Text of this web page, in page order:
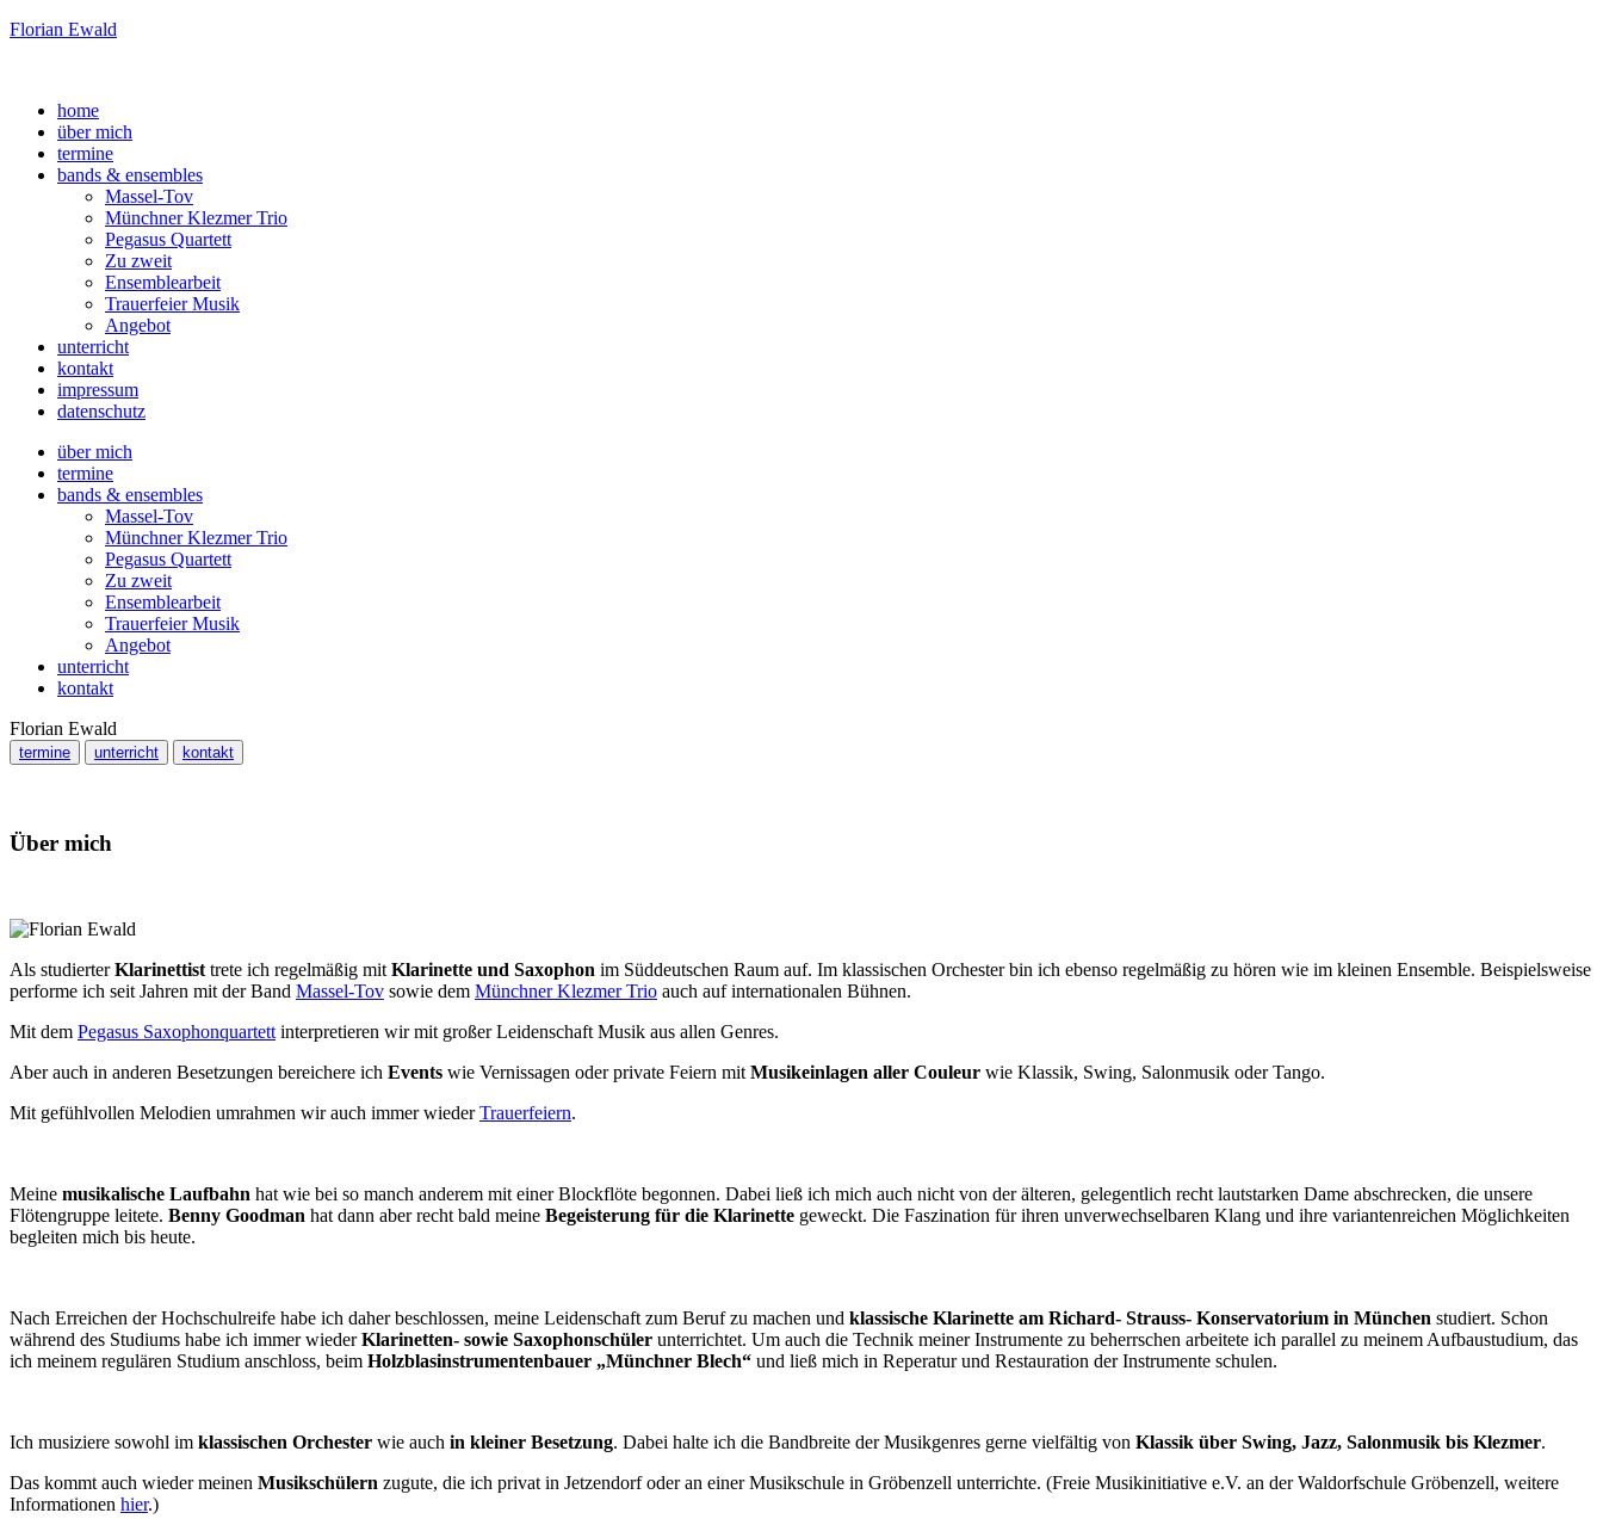
Florian Ewald
home
über mich
termine
bands & ensembles
Massel-Tov
Münchner Klezmer Trio
Pegasus Quartett
Zu zweit
Ensemblearbeit
Trauerfeier Musik
Angebot
unterricht
kontakt
impressum
datenschutz
über mich
termine
bands & ensembles
Massel-Tov
Münchner Klezmer Trio
Pegasus Quartett
Zu zweit
Ensemblearbeit
Trauerfeier Musik
Angebot
unterricht
kontakt
Florian Ewald
termine unterricht kontakt
Über mich
Als studierterKlarinettisttrete ich regelmäßig mitKlarinette und Saxophon im Süddeutschen Raum auf. Im klassischen Orchester bin ich ebenso regelmäßig zu hören wie im kleinen Ensemble. Beispielsweise
performe ich seit Jahren mit der Band Massel-Tov sowie dem Münchner Klezmer Trio auch auf internationalen Bühnen.
Mit dem Pegasus Saxophonquartettinterpretieren wir mit großer Leidenschaft Musik aus allen Genres.
Aber auch in anderen Besetzungen bereichere ich Events wie Vernissagen oder private Feiern mitMusikeinlagen aller Couleur wie Klassik, Swing, Salonmusik oder Tango.
Mit gefühlvollen Melodien umrahmen wir auch immer wiederTrauerfeiern.
Meine musikalische Laufbahn hat wie bei so manch anderem mit einer Blockflöte begonnen. Dabei ließ ich mich auch nicht von der älteren, gelegentlich recht lautstarken Dame abschrecken, die unsere
Flötengruppe leitete. Benny Goodman hat dann aber recht bald meine Begeisterung für die Klarinette geweckt. Die Faszination für ihren unverwechselbaren Klang und ihre variantenreichen Möglichkeiten
begleiten mich bis heute.
Nach Erreichen der Hochschulreife habe ich daher beschlossen, meine Leidenschaft zum Beruf zu machen und klassische Klarinette am Richard- Strauss- Konservatorium in München studiert. Schon
während des Studiums habe ich immer wiederKlarinetten- sowie Saxophonschüler unterrichtet. Um auch die Technik meiner Instrumente zu beherrschen arbeitete ich parallel zu meinem Aufbaustudium, das
ich meinem regulären Studium anschloss, beim Holzblasinstrumentenbauer „Münchner Blech“ und ließ mich in Reperatur und Restauration der Instrumente schulen.
Ich musiziere sowohl im klassischen Orchester wie auch in kleiner Besetzung. Dabei halte ich die Bandbreite der Musikgenres gerne vielfältig von Klassik über Swing, Jazz, Salonmusik bis Klezmer.
Das kommt auch wieder meinen Musikschülern zugute, die ich privat in Jetzendorf oder an einer Musikschule in Gröbenzell unterrichte. (Freie Musikinitiative e.V. an der Waldorfschule Gröbenzell, weitere
Informationen hier.)